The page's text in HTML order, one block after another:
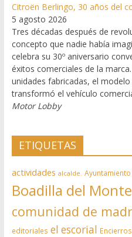
Citroën Berlingo, 30 años del
5 agosto 2026
Tres décadas después de
concepto que nadie había
celebra su 30º aniversario
éxitos comerciales de la
unidades fabricadas, el
transformó el vehículo
Motor Lobby
ETIQUETAS
actividades alcalde. Ayuntamiento
Boadilla del Monte
comunidad de
editoriales el escorial Encierros